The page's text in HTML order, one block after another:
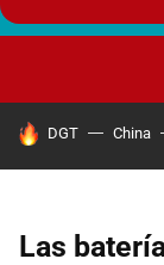
HOY SE HABLA
DGT China
Las